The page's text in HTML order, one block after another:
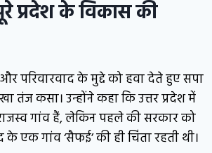
प्रदेश के विकास की
और परिवारवाद के मुद्दे को हवा देते हुए सपा
तंज कसा। उन्होंने कहा कि उत्तर प्रदेश में
गांव हैं, लेकिन पहले की सरकार को
एक गांव ‘सैफई’ की ही चिंता रहती थी।